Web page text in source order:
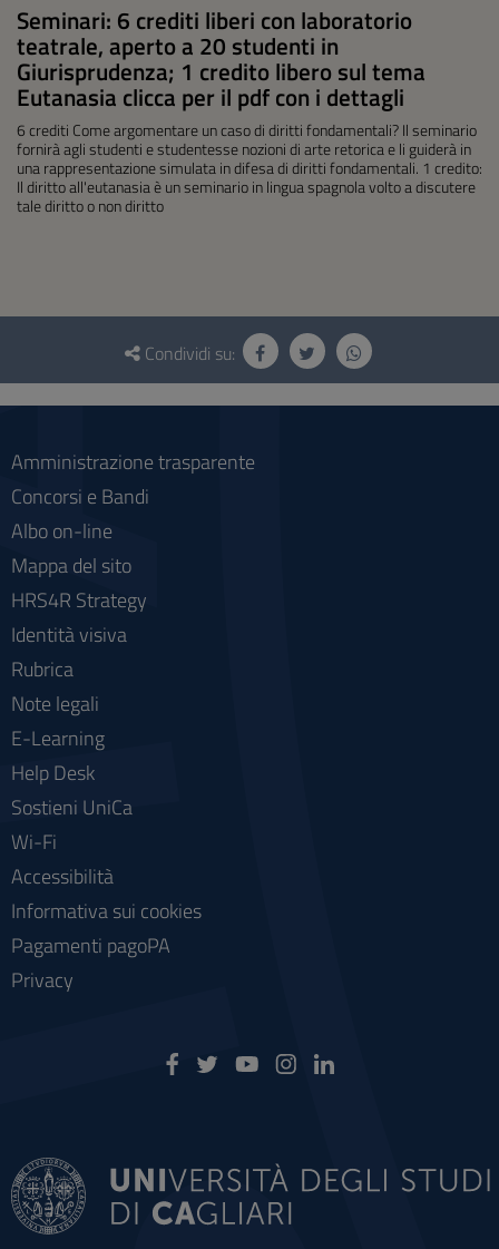
Seminari: 6 crediti liberi con laboratorio
teatrale, aperto a 20 studenti in
Giurisprudenza; 1 credito libero sul tema
Eutanasia clicca per il pdf con i dettagli
6 crediti Come argomentare un caso di diritti fondamentali? Il seminario
fornirà agli studenti e studentesse nozioni di arte retorica e li guiderà in
una rappresentazione simulata in difesa di diritti fondamentali. 1 credito:
Il diritto all'eutanasia è un seminario in lingua spagnola volto a discutere
tale diritto o non diritto
Questionario
social
Condividi su:
Amministrazione trasparente
Concorsi e Bandi
Albo on-line
Mappa del sito
HRS4R Strategy
Identità visiva
Rubrica
Note legali
E-Learning
Help Desk
Sostieni UniCa
Wi-Fi
Accessibilità
Informativa sui cookies
Pagamenti pagoPA
Privacy